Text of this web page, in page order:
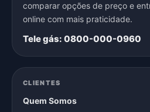
comparar opções de preço e
online com mais praticidade.
Tele gás: 0800-000-0960
CLIENTES
Quem Somos